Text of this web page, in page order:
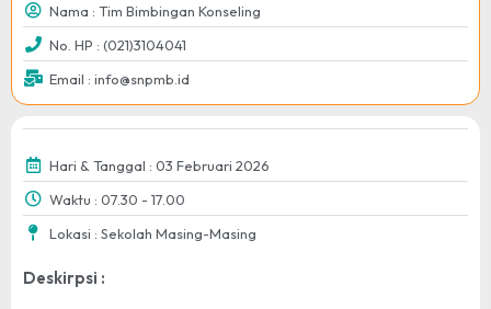
Nama : Tim Bimbingan Konseling
No. HP : (021)3104041
Email : info@snpmb.id
Hari & Tanggal : 03 Februari 2026
Waktu : 07.30 - 17.00
Lokasi : Sekolah Masing-Masing
Deskirpsi :